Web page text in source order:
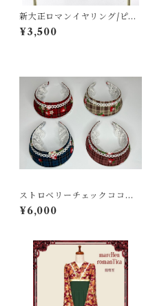
新大正ロマンイヤリング/ピア
ス
¥3,500
ストロベリーチェックココシ
ニクカチューシャ
¥6,000